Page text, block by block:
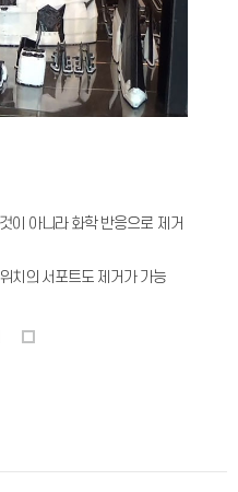
이 아니라 화학 반응으로 제거
치의 서포트도 제거가 가능